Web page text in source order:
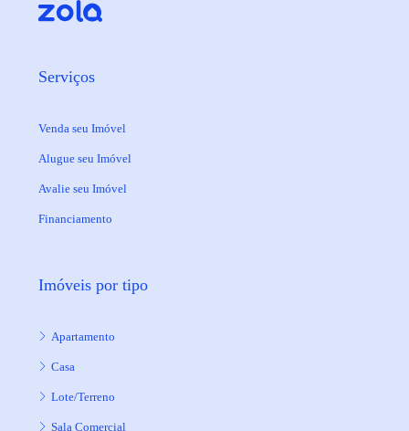
Serviços
Venda seu Imóvel
Alugue seu Imóvel
Avalie seu Imóvel
Financiamento
Imóveis por tipo
Apartamento
Casa
Lote/Terreno
Sala Comercial